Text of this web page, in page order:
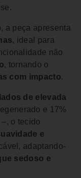
a peça apresenta
, ideal para
não
, tornando o
com impacto.
de elevada
e 17%
o tecido
e
adaptando-
sedoso e